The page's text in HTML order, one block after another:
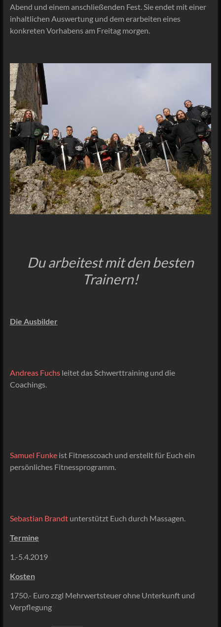
Abend und einem anschließenden Fest. Sie endet mit einer
inhaltlichen Auswertung und dem erarbeiten eines
konkreten Vorhabens am Freitag morgen.
Du arbeitest mit den besten
Trainern!
Die Ausbilder
Andreas Fuchs leitet das Schwerttraining und die
Coachings.
Samuel Funkeist Fitnesscoach und erstellt für Euch ein
persönliches Fitnessprogramm.
Sebastian Brandtunterstützt Euch durch Massagen.
Termine
1.-5.4.2019
Kosten
1750.- Euro zzgl Mehrwertsteuer ohne Unterkunft und
Verpflegung